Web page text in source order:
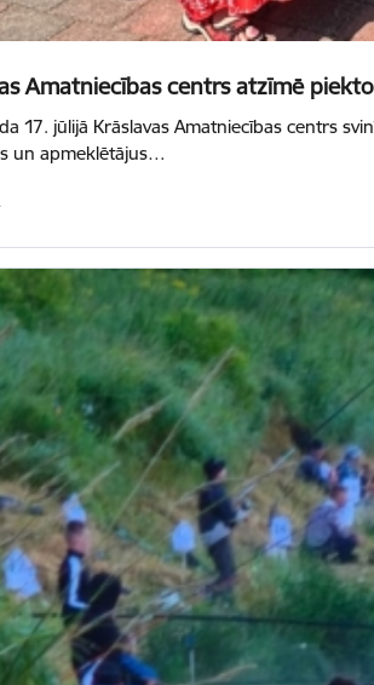
Amatniecības centrs atzīmē
17. jūlijā Krāslavas Amatniecības centrs
un apmeklētājus…